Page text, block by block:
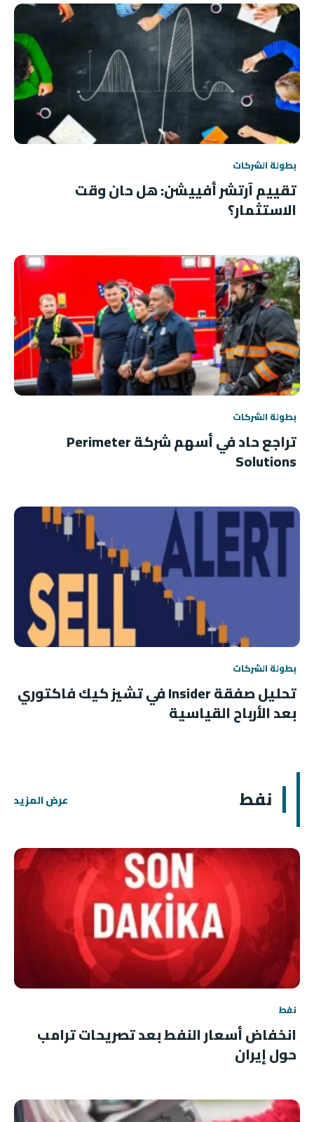
بطولة الشركات
تقييم آرتشر أفييشن: هل حان وقت
الاستثمار؟
بطولة الشركات
تراجع حاد في أسهم شركة Perimeter
Solutions
بطولة الشركات
تحليل صفقة Insider في تشيز كيك فاكتوري
بعد الأرباح القياسية
نفط عرض المزيد
نفط
انخفاض أسعار النفط بعد تصريحات ترامب
حول إيران